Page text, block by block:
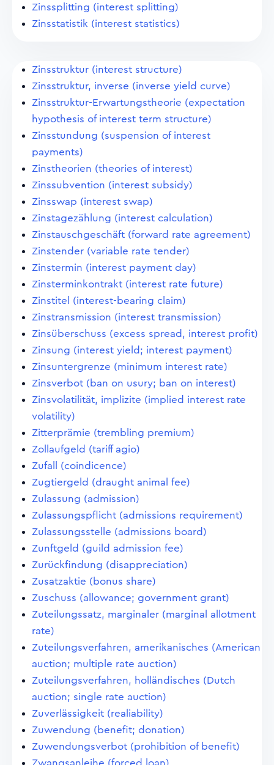
Zinssplitting (interest splitting)
Zinsstatistik (interest statistics)
Zinsstruktur (interest structure)
Zinsstruktur, inverse (inverse yield curve)
Zinsstruktur-Erwartungstheorie (expectation
hypothesis of interest term structure)
Zinsstundung (suspension of interest
payments)
Zinstheorien (theories of interest)
Zinssubvention (interest subsidy)
Zinsswap (interest swap)
Zinstagezählung (interest calculation)
Zinstauschgeschäft (forward rate agreement)
Zinstender (variable rate tender)
Zinstermin (interest payment day)
Zinsterminkontrakt (interest rate future)
Zinstitel (interest-bearing claim)
Zinstransmission (interest transmission)
Zinsüberschuss (excess spread, interest profit)
Zinsung (interest yield; interest payment)
Zinsuntergrenze (minimum interest rate)
Zinsverbot (ban on usury; ban on interest)
Zinsvolatilität, implizite (implied interest rate
volatility)
Zitterprämie (trembling premium)
Zollaufgeld (tariff agio)
Zufall (coindicence)
Zugtiergeld (draught animal fee)
Zulassung (admission)
Zulassungspflicht (admissions requirement)
Zulassungsstelle (admissions board)
Zunftgeld (guild admission fee)
Zurückfindung (disappreciation)
Zusatzaktie (bonus share)
Zuschuss (allowance; government grant)
Zuteilungssatz, marginaler (marginal allotment
rate)
Zuteilungsverfahren, amerikanisches (American
auction; multiple rate auction)
Zuteilungsverfahren, holländisches (Dutch
auction; single rate auction)
Zuverlässigkeit (realiability)
Zuwendung (benefit; donation)
Zuwendungsverbot (prohibition of benefit)
Zwangsanleihe (forced loan)